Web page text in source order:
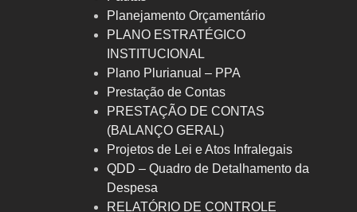
Planejamento Orçamentário
PLANO ESTRATÉGICO
INSTITUCIONAL
Plano Plurianual – PPA
Prestação de Contas
PRESTAÇÃO DE CONTAS
(BALANÇO GERAL)
Projetos de Lei e Atos Infralegais
QDD – Quadro de Detalhamento da
Despesa
RELATÓRIO DE CONTROLE